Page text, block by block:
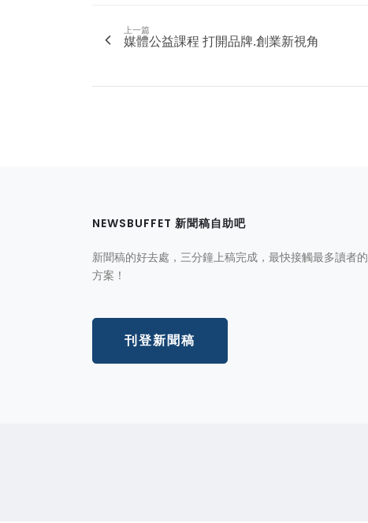
上一篇
媒體公益課程 打開品牌.創業新視角
NEWSBUFFET 新聞稿自助吧
新聞稿的好去處，三分鐘上稿完成，最快接觸最多讀者的
方案！
刊登新聞稿